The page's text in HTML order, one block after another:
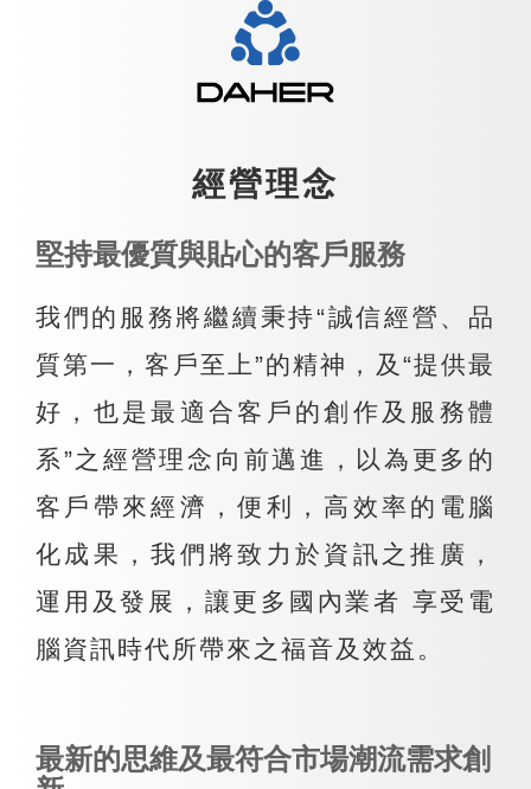
經營理念
堅持最優質與貼心的客戶服務
我們的服務將繼續秉持“誠信經營、品
質第一，客戶至上”的精神，及“提供最
好，也是最適合客戶的創作及服務體
系”之經營理念向前邁進，以為更多的
客戶帶來經濟，便利，高效率的電腦
化成果，我們將致力於資訊之推廣，
運用及發展，讓更多國內業者 享受電
腦資訊時代所帶來之福音及效益。
最新的思維及最符合市場潮流需求創